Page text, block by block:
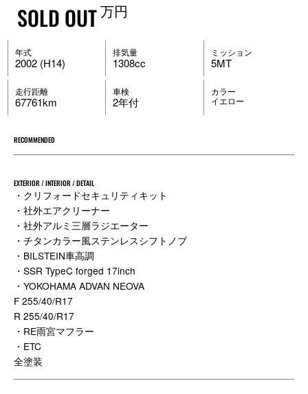
SOLD OUT万円
年式
2002 (H14)
排気量
1308cc
ミッション
5MT
走行距離
67761km
車検
2年付
カラー
イエロー
RECOMMENDED
EXTERIOR / INTERIOR / DETAIL
・クリフォードセキュリティキット
・社外エアクリーナー
・社外アルミ三層ラジエーター
・チタンカラー風ステンレスシフトノブ
・BILSTEIN車高調
・SSR TypeC forged 17inch
・YOKOHAMA ADVAN NEOVA
F 255/40/R17
R 255/40/R17
・RE雨宮マフラー
・ETC
全塗装